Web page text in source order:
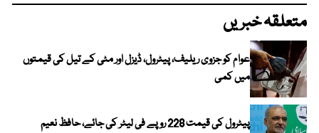
متعلقہ خبریں
عوام کو جزوی ریلیف، پیٹرول، ڈیزل اور مٹی کے تیل کی قیمتوں
میں کمی
پیٹرول کی قیمت 228 روپے فی لیٹر کی جائے، حافظ نعیم